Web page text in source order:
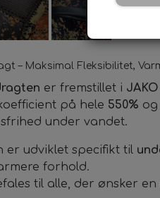
– Maksimal Fleksibilitet,
er fremstillet i
på hele 550%
under vandet.
er udviklet specifikt til
forhold.
til alle, der ønsker en